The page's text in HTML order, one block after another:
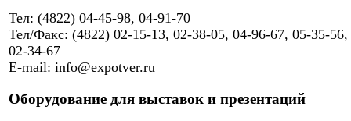
Тел: (4822) 04-45-98, 04-91-70
Тел/Факс: (4822) 02-15-13, 02-38-05, 04-96-67, 05-35-56,
02-34-67
E-mail: info@expotver.ru
Оборудование для выставок и презентаций